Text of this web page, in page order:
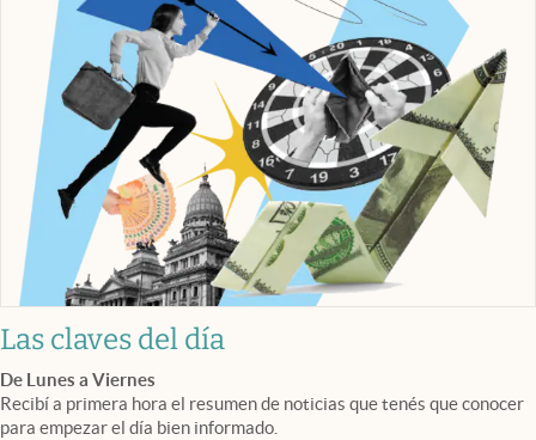
Las claves del día
De Lunes a Viernes
Recibí a primera hora el resumen de noticias que tenés que conocer
para empezar el día bien informado.